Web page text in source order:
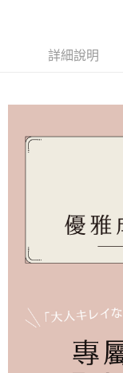
每筆NT$9,999
詳細說明